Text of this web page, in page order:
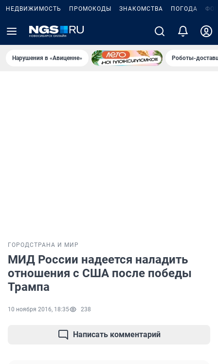
НЕДВИЖИМОСТЬ ПРОМОКОДЫ ЗНАКОМСТВА ПОГОДА
Нарушения в «Авиценне» Роботы-
ГОРОДСТРАНА И МИР
МИД России надеется наладить
отношения с США после победы
Трампа
10 ноября 2016, 18:35 238
Написать комментарий